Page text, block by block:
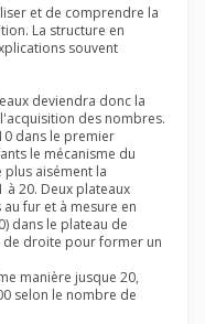
et de comprendre la
La structure en
souvent
deviendra donc la
des nombres.
dans le premier
le mécanisme du
aisément la
20. Deux plateaux
fur et à mesure en
dans le plateau de
de droite pour former un
manière jusque 20,
selon le nombre de